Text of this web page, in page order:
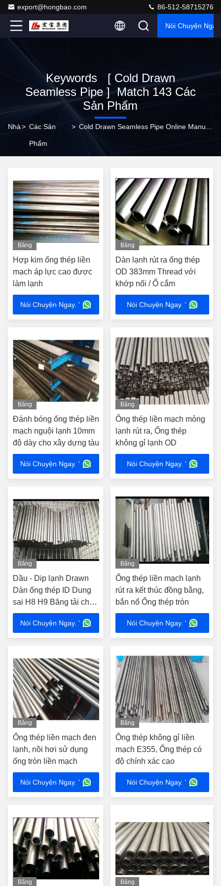
export@hongbao.com 86-512-58715276
Nói Chuyện Ngay.
Keywords [ Cold Drawn
Seamless Pipe ] Match 143 Các
Sản Phẩm
Nhà> Các Sản
Phẩm
>
Băng
Hợp kim ống thép liền
mạch áp lực cao được
làm lạnh
Nói Chuyện Ngay. '
Băng
hình
Dàn lạnh rút ra ống thép
OD 383mm Thread với
khớp nối / Ổ cắm
Nói Chuyện Ngay. '
Băng
hình
Đánh bóng ống thép liền
mạch nguội lạnh 10mm
độ dày cho xây dựng tàu
Nói Chuyện Ngay. '
Băng
Ống thép liền mạch mỏng
lạnh rút ra, Ống thép
không gỉ lạnh OD
Nói Chuyện Ngay. '
Băng
hình
Dầu - Dip lạnh Drawn
Dàn ống thép ID Dung
sai H8 H9 Băng tải chất
lỏng
Nói Chuyện Ngay. '
Băng
Ống thép liền mạch lạnh
rút ra kết thúc đồng bằng,
bắn nổ Ống thép tròn
Nói Chuyện Ngay. '
Băng
Ống thép liền mạch đen
lạnh, nồi hơi sử dụng
ống tròn liền mạch
Nói Chuyện Ngay. '
Băng
Ống thép không gỉ liền
mạch E355, Ống thép có
độ chính xác cao
Nói Chuyện Ngay. '
Băng Băng